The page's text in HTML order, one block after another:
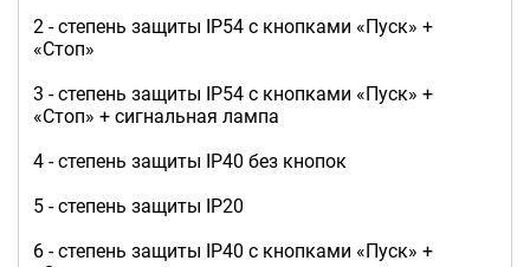
2 - степень защиты IP54 с кнопками «Пуск» +
«Стоп»
3 - степень защиты IP54 с кнопками «Пуск» +
«Стоп» + сигнальная лампа
4 - степень защиты IP40 без кнопок
5 - степень защиты IP20
6 - степень защиты IP40 с кнопками «Пуск» +